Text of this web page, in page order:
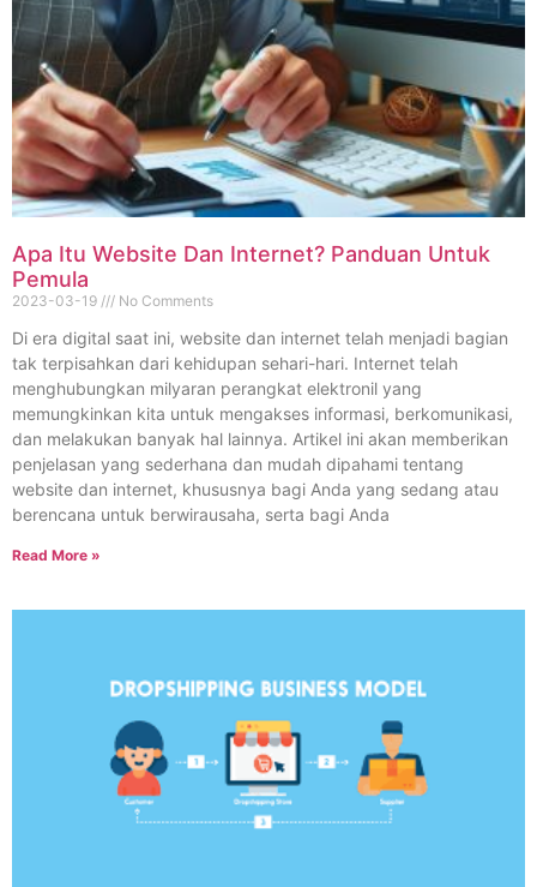
Apa Itu Website Dan Internet? Panduan Untuk
Pemula
2023-03-19 No Comments
Di era digital saat ini, website dan internet telah menjadi bagian
tak terpisahkan dari kehidupan sehari-hari. Internet telah
menghubungkan milyaran perangkat elektronil yang
memungkinkan kita untuk mengakses informasi, berkomunikasi,
dan melakukan banyak hal lainnya. Artikel ini akan memberikan
penjelasan yang sederhana dan mudah dipahami tentang
website dan internet, khususnya bagi Anda yang sedang atau
berencana untuk berwirausaha, serta bagi Anda
Read More »